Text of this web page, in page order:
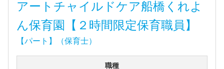
アートチャイルドケア船橋くれよ
ん保育園【２時間限定保育職員】
【パート】（保育士）
職種